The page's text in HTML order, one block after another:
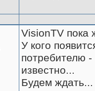
VisionTV пока
У кого
потребителю
известно...
Будем ждать...